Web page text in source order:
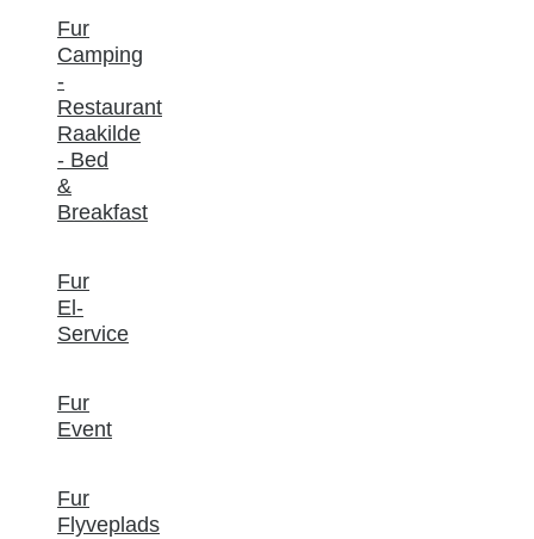
Fur
Camping
-
Restaurant
Raakilde
- Bed
&
Breakfast
Fur
El-
Service
Fur
Event
Fur
Flyveplads